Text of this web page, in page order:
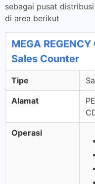
sebagai pusat
di area berikut
MEGA
Sales Counter
Tipe
Alamat
Operasi